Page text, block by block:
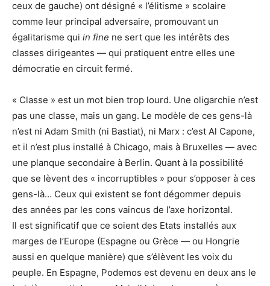
ceux de gauche) ont désigné « l’élitisme » scolaire
comme leur principal adversaire, promouvant un
égalitarisme qui in fine ne sert que les intérêts des
classes dirigeantes — qui pratiquent entre elles une
démocratie en circuit fermé.
« Classe » est un mot bien trop lourd. Une oligarchie n’est
pas une classe, mais un gang. Le modèle de ces gens-là
n’est ni Adam Smith (ni Bastiat), ni Marx : c’est Al Capone,
et il n’est plus installé à Chicago, mais à Bruxelles — avec
une planque secondaire à Berlin. Quant à la possibilité
que se lèvent des « incorruptibles » pour s’opposer à ces
gens-là… Ceux qui existent se font dégommer depuis
des années par les cons vaincus de l’axe horizontal.
Il est significatif que ce soient des Etats installés aux
marges de l’Europe (Espagne ou Grèce — ou Hongrie
aussi en quelque manière) que s’élèvent les voix du
peuple. En Espagne, Podemos est devenu en deux ans le